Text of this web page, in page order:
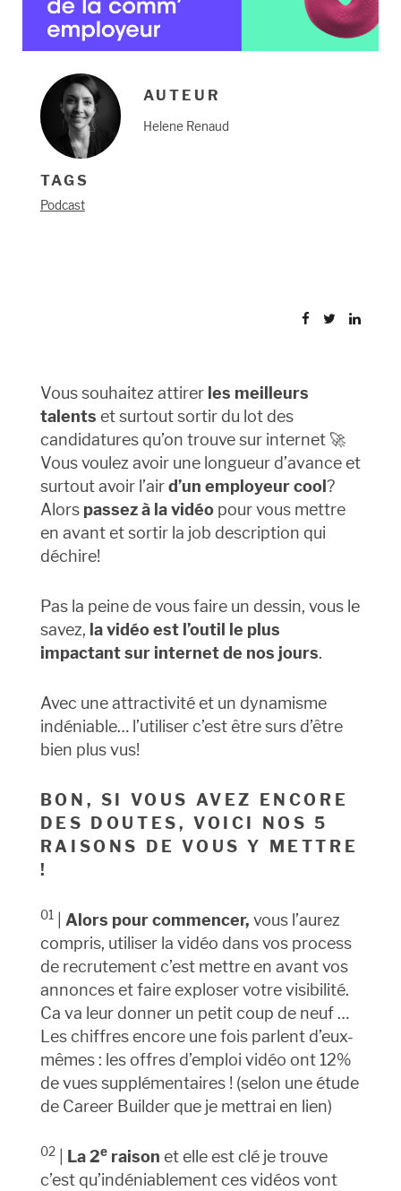
AUTEUR
Helene Renaud
TAGS
Podcast
Vous souhaitez attirerles meilleurs
talents et surtout sortir du lot des
candidatures qu’on trouve sur internet 🚀
Vous voulez avoir une longueur d’avance et
surtout avoir l’aird’un employeur cool ?
Alors passez à la vidéopour vous mettre
en avant et sortir la job description qui
déchire!
Pas la peine de vous faire un dessin, vous le
savez, la vidéo est l’outil le plus
impactant sur internet de nos jours.
Avec une attractivité et un dynamisme
indéniable… l’utiliser c’est être surs d’être
bien plus vus!
BON, SI VOUS AVEZ ENCORE
DES DOUTES, VOICI NOS 5
RAISONS DE VOUS Y METTRE
!
01| Alors pour commencer, vous l’aurez
compris, utiliser la vidéo dans vos process
de recrutement c’est mettre en avant vos
annonces et faire exploser votre visibilité.
Ca va leur donner un petit coup de neuf …
Les chiffres encore une fois parlent d’eux-
mêmes : les offres d’emploi vidéo ont 12%
de vues supplémentaires ! (selon une étude
de Career Builder que je mettrai en lien)
02| La 2eraison et elle est clé je trouve
c’est qu’indéniablement ces vidéos vont